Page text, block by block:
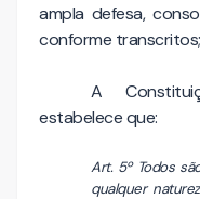
ampla defesa,
conforme transcritos;
A
estabelece que:
Art. 5º Todos
qualquer